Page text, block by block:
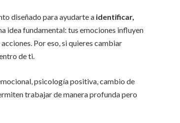
diseñado para ayudarte a identificar,
idea fundamental: tus emociones influyen
Por eso, si quieres cambiar
de ti.
psicología positiva, cambio de
trabajar de manera profunda pero